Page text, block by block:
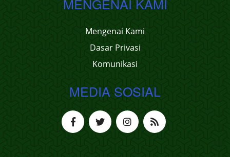
Mengenai Kami
Dasar Privasi
Komunikasi
MEDIA SOSIAL